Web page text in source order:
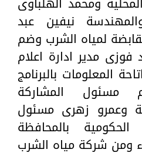
نيفين عبد
لمياه الشرب وضم
مدير ادارة اعلام
المعلومات بالبرنامج
مسئول المشاركة
وعمرو زهرى مسئول
بالمحافظة
ومن شركة مياه الشرب